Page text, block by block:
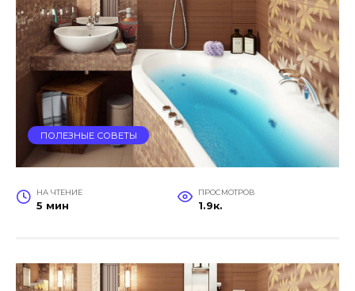
ПОЛЕЗНЫЕ СОВЕТЫ
НА ЧТЕНИЕ
5 мин
ПРОСМОТРОВ
1.9к.